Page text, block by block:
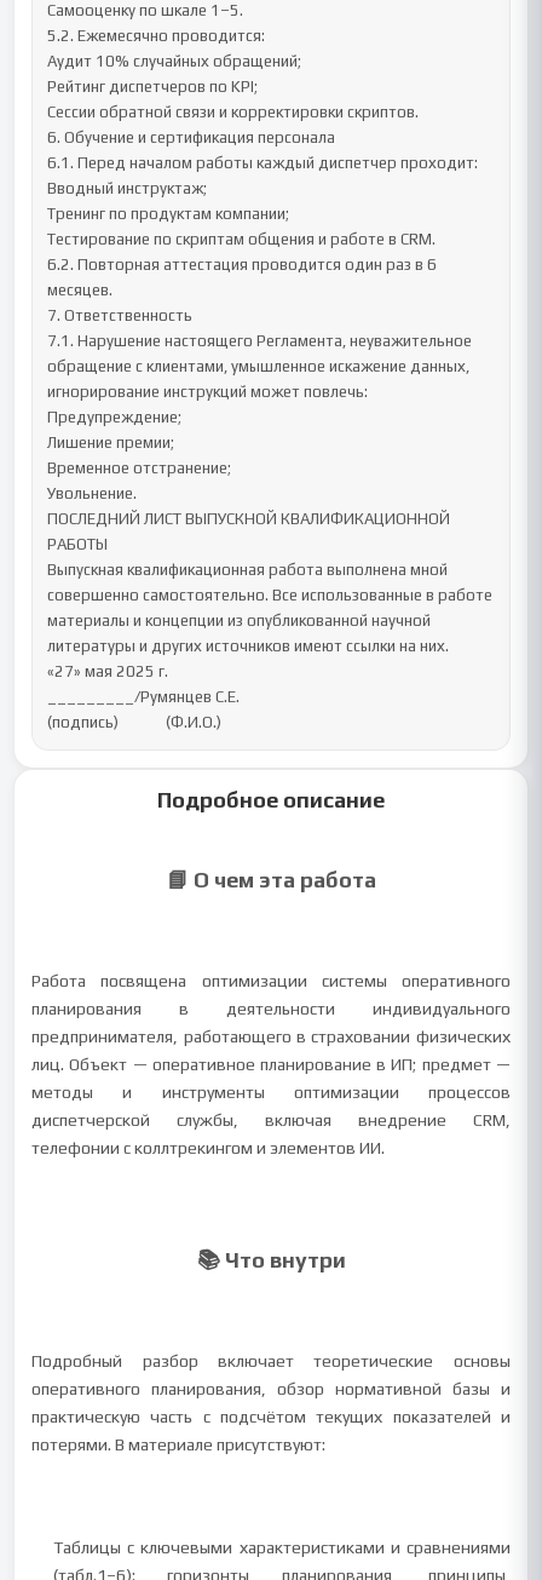
Самооценку по шкале 1–5.
5.2. Ежемесячно проводится:
Аудит 10% случайных обращений;
Рейтинг диспетчеров по KPI;
Сессии обратной связи и корректировки скриптов.
6. Обучение и сертификация персонала
6.1. Перед началом работы каждый диспетчер проходит:
Вводный инструктаж;
Тренинг по продуктам компании;
Тестирование по скриптам общения и работе в CRM.
6.2. Повторная аттестация проводится один раз в 6
месяцев.
7. Ответственность
7.1. Нарушение настоящего Регламента, неуважительное
обращение с клиентами, умышленное искажение данных,
игнорирование инструкций может повлечь:
Предупреждение;
Лишение премии;
Временное отстранение;
Увольнение.
ПОСЛЕДНИЙ ЛИСТ ВЫПУСКНОЙ КВАЛИФИКАЦИОННОЙ
РАБОТЫ
Выпускная квалификационная работа выполнена мной
совершенно самостоятельно. Все использованные в работе
материалы и концепции из опубликованной научной
литературы и других источников имеют ссылки на них.
«27» мая 2025 г.
_________/Румянцев С.Е.
(подпись)             (Ф.И.О.)
Подробное описание
📘 О чем эта работа
Работа посвящена оптимизации системы оперативного
планирования в деятельности индивидуального
предпринимателя, работающего в страховании физических
лиц. Объект — оперативное планирование в ИП; предмет —
методы и инструменты оптимизации процессов
диспетчерской службы, включая внедрение CRM,
телефонии с коллтрекингом и элементов ИИ.
📚 Что внутри
Подробный разбор включает теоретические основы
оперативного планирования, обзор нормативной базы и
практическую часть с подсчётом текущих показателей и
потерями. В материале присутствуют:
Таблицы с ключевыми характеристиками и сравнениями
(табл.1–6): горизонты планирования, принципы,